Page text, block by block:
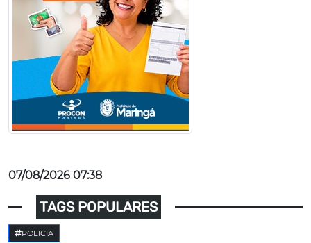
07/08/2026 07:38
TAGS POPULARES
POLICIA